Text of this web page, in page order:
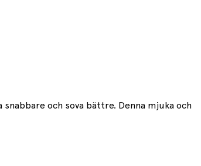
och sova bättre. Denna mjuka och